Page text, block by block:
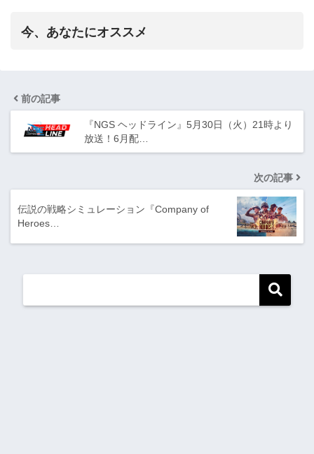
今、あなたにオススメ
前の記事
『NGS ヘッドライン』5月30日（火）21時より
放送！6月配…
次の記事
伝説の戦略シミュレーション『Company of
Heroes…